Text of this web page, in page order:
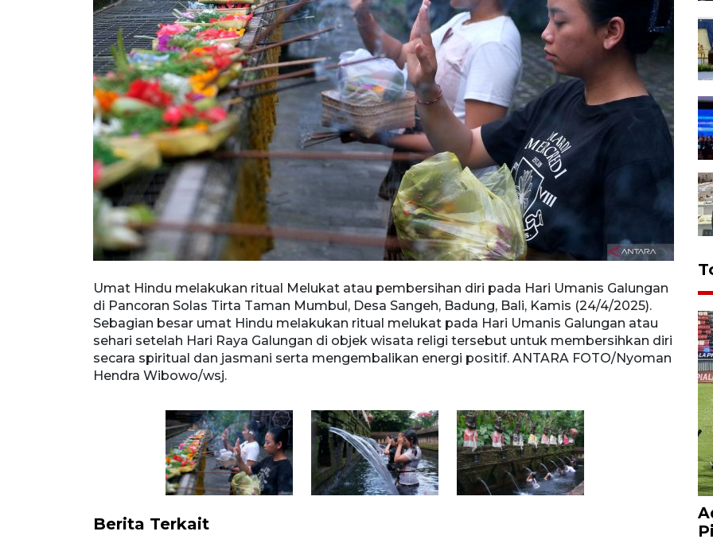
Umat Hindu melakukan ritual Melukat atau pembersihan diri pada Hari Umanis Galungan
di Pancoran Solas Tirta Taman Mumbul, Desa Sangeh, Badung, Bali, Kamis (24/4/2025).
Sebagian besar umat Hindu melakukan ritual melukat pada Hari Umanis Galungan atau
sehari setelah Hari Raya Galungan di objek wisata religi tersebut untuk membersihkan diri
secara spiritual dan jasmani serta mengembalikan energi positif. ANTARA FOTO/Nyoman
Hendra Wibowo/wsj.
Berita Terkait